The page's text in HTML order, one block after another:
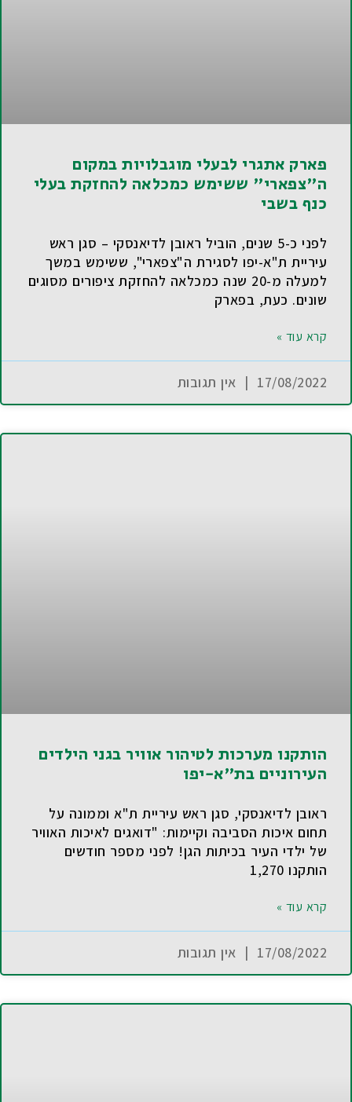
פארק אתגרי לבעלי מוגבלויות במקום
ה"צפארי" ששימש כמכלאה להחזקת בעלי
כנף בשבי
לפני כ-5 שנים, הוביל ראובן לדיאנסקי – סגן ראש
עיריית ת"א-יפו לסגירת ה"צפארי", ששימש במשך
למעלה מ-20 שנה כמכלאה להחזקת ציפורים מסוגים
שונים. כעת, בפארק
קרא עוד »
17/08/2022 אין תגובות
הותקנו מערכות לטיהור אוויר בגני הילדים
העירוניים בת"א-יפו
ראובן לדיאנסקי, סגן ראש עיריית ת"א וממונה על
תחום איכות הסביבה וקיימות: "דואגים לאיכות האוויר
של ילדי העיר בכיתות הגן! לפני מספר חודשים
הותקנו 1,270
קרא עוד »
17/08/2022 אין תגובות